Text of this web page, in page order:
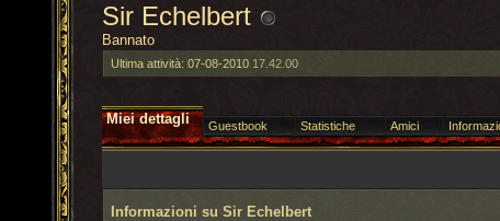
Sir Echelbert
Bannato
Ultima attività: 07-08-2010 17.42.00
Miei dettagli Guestbook Statistiche Amici
Informazioni su Sir Echelbert